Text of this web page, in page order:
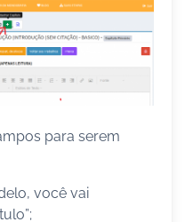
para serem
você vai